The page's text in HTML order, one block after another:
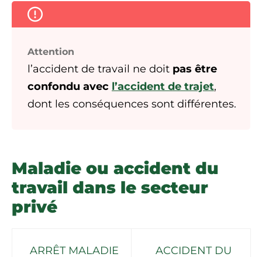
Attention
l’accident de travail ne doit pas être
confondu avec l’accident de trajet,
dont les conséquences sont différentes.
Maladie ou accident du
travail dans le secteur
privé
ARRÊT MALADIE ACCIDENT DU